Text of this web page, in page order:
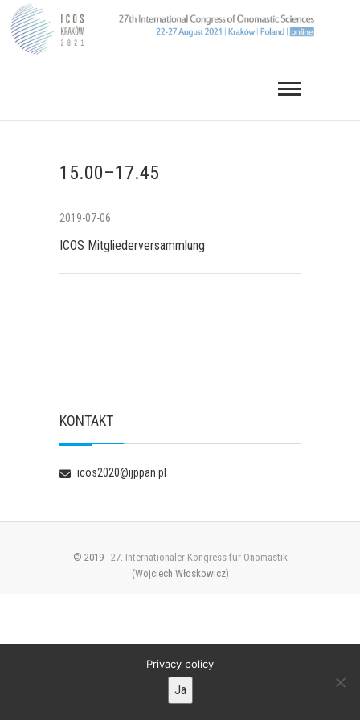
Skip
content
15.00–17.45
2019-07-06
ICOS Mitgliederversammlung
KONTAKT
icos2020@ijppan.pl
© 2019 - 27. Internationaler Kongress für Onomastik
(Wojciech Włoskowicz)
Privacy policy
Ja